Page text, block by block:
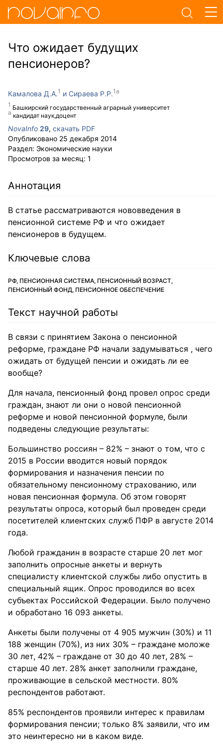
Что ожидает будущих
пенсионеров?
Камалова Д.А.
Башкирский государственный аграрный университет
Сираева Р.Р.
кандидат наук,доцент
NovaInfo 29, скачать PDF
Опубликовано 25 декабря 2014
Раздел: Экономические науки
Просмотров за месяц: 1
Аннотация
В статье рассматриваются нововведения в
пенсионной системе РФ и что ожидает
пенсионеров в будущем.
Ключевые слова
РФ, ПЕНСИОННАЯ СИСТЕМА, ПЕНСИОННЫЙ ВОЗРАСТ,
ПЕНСИОННЫЙ ФОНД, ПЕНСИОННОЕ ОБЕСПЕЧЕНИЕ
Текст научной работы
В связи с принятием Закона о пенсионной
реформе, граждане РФ начали задумываться , чего
ожидать от будущей пенсии и ожидать ли ее
вообще?
Для начала, пенсионный фонд провел опрос среди
граждан, знают ли они о новой пенсионной
реформе и новой пенсионной формуле, были
подведены следующие результаты:
Большинство россиян – 82% – знают о том, что с
2015 в России вводится новый порядок
формирования и назначения пенсии по
обязательному пенсионному страхованию, или
новая пенсионная формула. Об этом говорят
результаты опроса, который был проведен среди
посетителей клиентских служб ПФР в августе 2014
года.
Любой гражданин в возрасте старше 20 лет мог
заполнить опросные анкеты и вернуть
специалисту клиентской службы либо опустить в
специальный ящик. Опрос проводился во всех
субъектах Российской Федерации. Было получено
и обработано 16 093 анкеты.
Анкеты были получены от 4 905 мужчин (30%) и 11
188 женщин (70%), из них 30% – граждане моложе
30 лет, 42% – граждане от 30 до 40 лет, 28% –
старше 40 лет. 28% анкет заполнили граждане,
проживающие в сельской местности. 80%
респондентов работают.
85% респондентов проявили интерес к правилам
формирования пенсии; только 8% заявили, что им
это неинтересно ни в каком виде.